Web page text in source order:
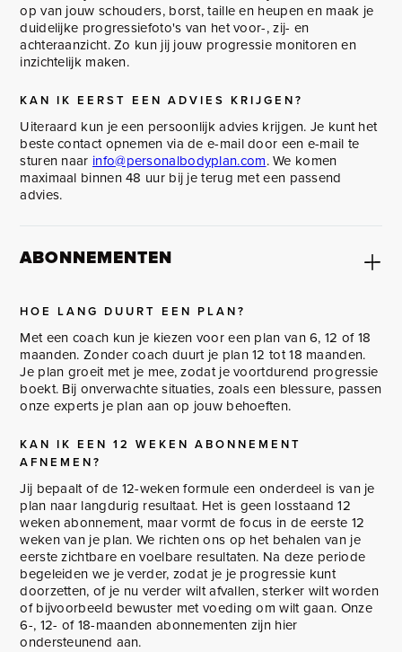
op van jouw schouders, borst, taille en heupen en maak je
duidelijke progressiefoto's van het voor-, zij- en
achteraanzicht. Zo kun jij jouw progressie monitoren en
inzichtelijk maken.
KAN IK EERST EEN ADVIES KRIJGEN?
Uiteraard kun je een persoonlijk advies krijgen. Je kunt het
beste contact opnemen via de e-mail door een e-mail te
sturen naar info@personalbodyplan.com. We komen
maximaal binnen 48 uur bij je terug met een passend
advies.
ABONNEMENTEN
HOE LANG DUURT EEN PLAN?
Met een coach kun je kiezen voor een plan van 6, 12 of 18
maanden. Zonder coach duurt je plan 12 tot 18 maanden.
Je plan groeit met je mee, zodat je voortdurend progressie
boekt. Bij onverwachte situaties, zoals een blessure, passen
onze experts je plan aan op jouw behoeften.
KAN IK EEN 12 WEKEN ABONNEMENT
AFNEMEN?
Jij bepaalt of de 12-weken formule een onderdeel is van je
plan naar langdurig resultaat. Het is geen losstaand 12
weken abonnement, maar vormt de focus in de eerste 12
weken van je plan. We richten ons op het behalen van je
eerste zichtbare en voelbare resultaten. Na deze periode
begeleiden we je verder, zodat je je progressie kunt
doorzetten, of je nu verder wilt afvallen, sterker wilt worden
of bijvoorbeeld bewuster met voeding om wilt gaan. Onze
6-, 12- of 18-maanden abonnementen zijn hier
ondersteunend aan.